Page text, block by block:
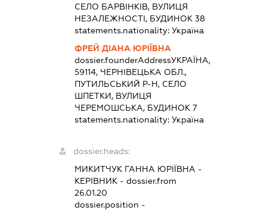
СЕЛО БАРВІНКІВ, ВУЛИЦЯ
НЕЗАЛЕЖНОСТІ, БУДИНОК 38
statements.nationality: Україна
ФРЕЙ ДІАНА ЮРІЇВНА
dossier.founderAddressУКРАЇНА,
59114, ЧЕРНІВЕЦЬКА ОБЛ.,
ПУТИЛЬСЬКИЙ Р-Н, СЕЛО
ШПЕТКИ, ВУЛИЦЯ
ЧЕРЕМОШСЬКА, БУДИНОК 7
statements.nationality: Україна
dossier.heads:
МИКИТЧУК ГАННА ЮРІЇВНА -
КЕРІВНИК - dossier.from
26.01.20
dossier.position -